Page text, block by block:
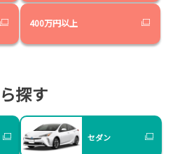
400万円以上
探す
セダン